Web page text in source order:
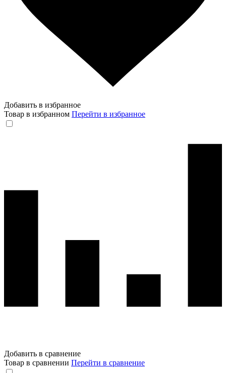
Добавить в избранное
Товар в избранном Перейти в избранное
Добавить в сравнение
Товар в сравнении Перейти в сравнение